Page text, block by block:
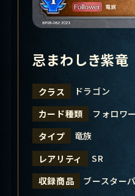
忌まわしき紫竜
クラス
ドラゴン
カード種類
フォロワー
タイプ
竜族
レアリティ
SR
収録商品
ブースター